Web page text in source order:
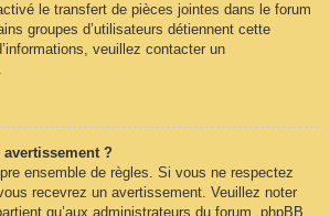
le transfert de pièces jointes dans le forum
groupes d’utilisateurs détiennent cette
veuillez contacter un
?
ensemble de règles. Si vous ne respectez
recevrez un avertissement. Veuillez noter
qu’aux administrateurs du forum, phpBB